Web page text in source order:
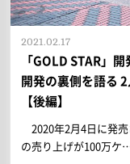
「GOLD STAR」
開発の裏側を語る
【後編】
2021.02.17
2020年2月4日に発
の売り上げが100万ケ